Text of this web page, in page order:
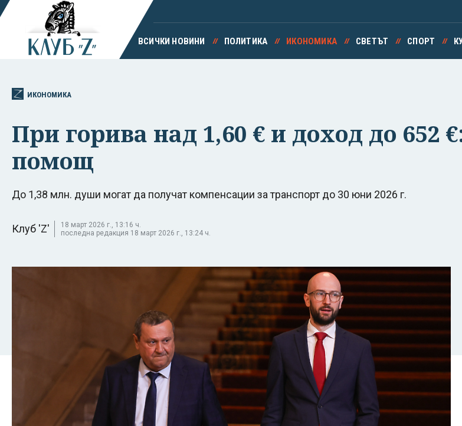
ВСИЧКИ НОВИНИ ПОЛИТИКА ИКОНОМИКА СВЕТЪТ СПОРТ
ИКОНОМИКА
При горива над 1,60 € и доход до 652
помощ
До 1,38 млн. души могат да получат компенсации за транспорт до 30 юни 2026 г.
Клуб 'Z'
18 март 2026 г., 13:16 ч.
последна редакция 18 март 2026 г., 13:24 ч.